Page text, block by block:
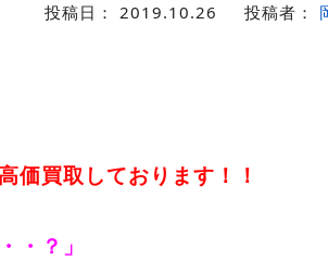
投稿日： 2019.10.26 投稿者：
価買取しております！！
・？」